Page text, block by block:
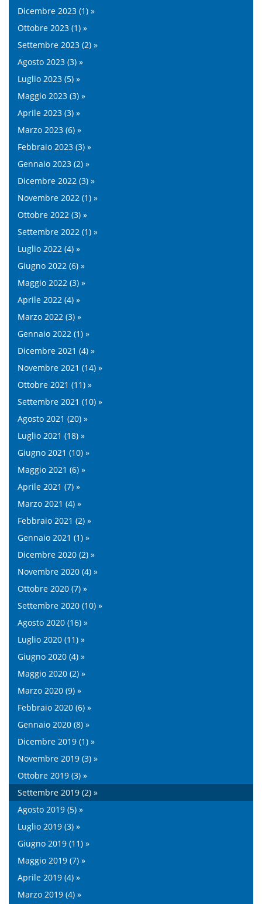
Dicembre 2023 (1) »
Ottobre 2023 (1) »
Settembre 2023 (2) »
Agosto 2023 (3) »
Luglio 2023 (5) »
Maggio 2023 (3) »
Aprile 2023 (3) »
Marzo 2023 (6) »
Febbraio 2023 (3) »
Gennaio 2023 (2) »
Dicembre 2022 (3) »
Novembre 2022 (1) »
Ottobre 2022 (3) »
Settembre 2022 (1) »
Luglio 2022 (4) »
Giugno 2022 (6) »
Maggio 2022 (3) »
Aprile 2022 (4) »
Marzo 2022 (3) »
Gennaio 2022 (1) »
Dicembre 2021 (4) »
Novembre 2021 (14) »
Ottobre 2021 (11) »
Settembre 2021 (10) »
Agosto 2021 (20) »
Luglio 2021 (18) »
Giugno 2021 (10) »
Maggio 2021 (6) »
Aprile 2021 (7) »
Marzo 2021 (4) »
Febbraio 2021 (2) »
Gennaio 2021 (1) »
Dicembre 2020 (2) »
Novembre 2020 (4) »
Ottobre 2020 (7) »
Settembre 2020 (10) »
Agosto 2020 (16) »
Luglio 2020 (11) »
Giugno 2020 (4) »
Maggio 2020 (2) »
Marzo 2020 (9) »
Febbraio 2020 (6) »
Gennaio 2020 (8) »
Dicembre 2019 (1) »
Novembre 2019 (3) »
Ottobre 2019 (3) »
Settembre 2019 (2) »
Agosto 2019 (5) »
Luglio 2019 (3) »
Giugno 2019 (11) »
Maggio 2019 (7) »
Aprile 2019 (4) »
Marzo 2019 (4) »